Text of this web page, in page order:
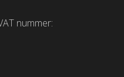
nummer: